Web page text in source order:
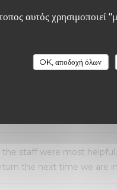
αυτός χρησιμοποιεί
OK, αποδοχή όλων
service au top et
aussi excellentes.
staff were most
the next time we are